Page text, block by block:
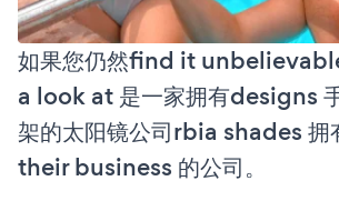
如果您仍然find it
a look at 是一家拥有designs
架的太阳镜公司rbia shades
their business 的公司。